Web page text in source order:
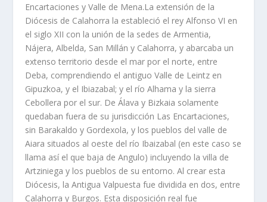
Encartaciones y Valle de Mena.La extensión de la
Diócesis de Calahorra la estableció el rey Alfonso VI en
el siglo XII con la unión de la sedes de Armentia,
Nájera, Albelda, San Millán y Calahorra, y abarcaba un
extenso territorio desde el mar por el norte, entre
Deba, comprendiendo el antiguo Valle de Leintz en
Gipuzkoa, y el Ibiazabal; y el río Alhama y la sierra
Cebollera por el sur. De Álava y Bizkaia solamente
quedaban fuera de su jurisdicción Las Encartaciones,
sin Barakaldo y Gordexola, y los pueblos del valle de
Aiara situados al oeste del río Ibaizabal (en este caso se
llama así el que baja de Angulo) incluyendo la villa de
Artziniega y los pueblos de su entorno. Al crear esta
Diócesis, la Antigua Valpuesta fue dividida en dos, entre
Calahorra y Burgos. Esta disposición real fue